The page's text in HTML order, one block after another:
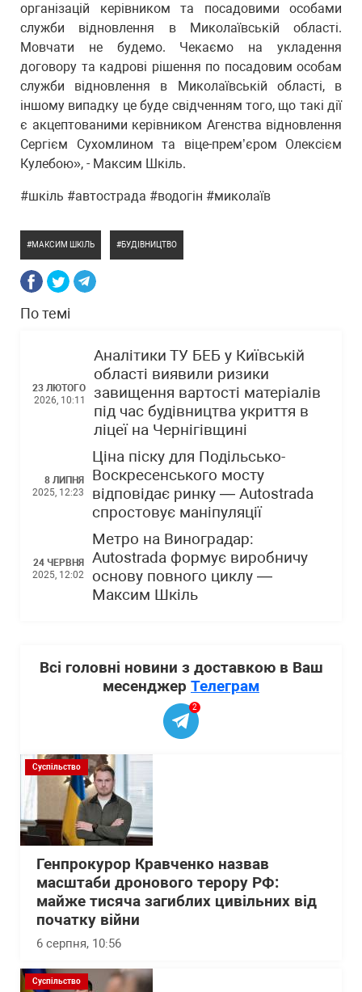
організацій керівником та посадовими особами
служби відновлення в Миколаївській області.
Мовчати не будемо. Чекаємо на укладення
договору та кадрові рішення по посадовим особам
служби відновлення в Миколаївській області, в
іншому випадку це буде свідченням того, що такі дії
є акцептованими керівником Агенства відновлення
Сергієм Сухомлином та віце-прем’єром Олексієм
Кулебою», - Максим Шкіль.
#шкіль #автострада #водогін #миколаїв
МАКСИМ ШКІЛЬ БУДІВНИЦТВО
По темі
23 ЛЮТОГО
2026, 10:11
Аналітики ТУ БЕБ у Київській
області виявили ризики
завищення вартості матеріалів
під час будівництва укриття в
ліцеї на Чернігівщині
8 ЛИПНЯ
2025, 12:23
Ціна піску для Подільсько-
Воскресенського мосту
відповідає ринку — Autostrada
спростовує маніпуляції
24 ЧЕРВНЯ
2025, 12:02
Метро на Виноградар:
Autostrada формує виробничу
основу повного циклу —
Максим Шкіль
Всі головні новини з доставкою в Ваш
месенджер Телеграм
2
Суспільство
Генпрокурор Кравченко назвав
масштаби дронового терору РФ:
майже тисяча загиблих цивільних від
початку війни
6 серпня, 10:56
Суспільство